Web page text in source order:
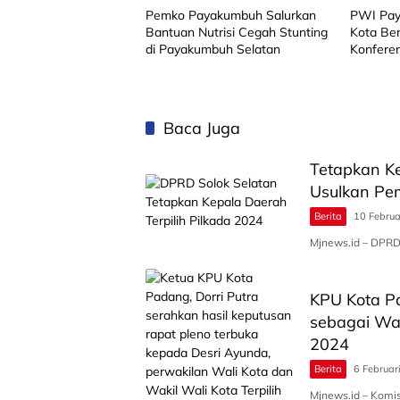
Pemko Payakumbuh Salurkan
Bantuan Nutrisi Cegah Stunting
di Payakumbuh Selatan
PWI
Kota
Baca Juga
Tetapkan
Usulkan
Berita 10
Mjnews.id –
KPU Kota
sebagai
2024
Berita 6
Mjnews.id –